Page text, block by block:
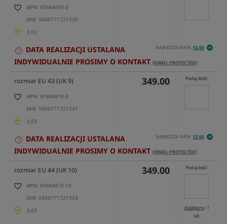
MPN: NTXA4970-8
EAN: 5060771721530
3,03
NAJNIŻSZA RATA:12.65
DATA REALIZACJI USTALANA
INDYWIDUALNIE PROSIMY O KONTAKT [EMAIL PROTECTED]
rozmiar EU 43 (UK 9)
MPN: NTXA4970-9
EAN: 5060771721547
3,03
349.00 Podaj ilość:
NAJNIŻSZA RATA:12.65
DATA REALIZACJI USTALANA
INDYWIDUALNIE PROSIMY O KONTAKT [EMAIL PROTECTED]
rozmiar EU 44 (UK 10)
MPN: NTXA4970-10
EAN: 5060771721554
3,03
349.00 Podaj ilość:
dostępny: 1
szt.